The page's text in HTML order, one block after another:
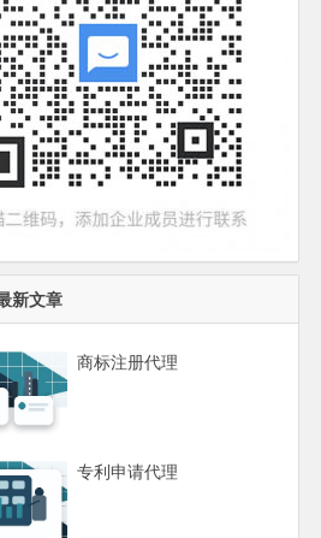
新文章
商标注册代理
专利申请代理